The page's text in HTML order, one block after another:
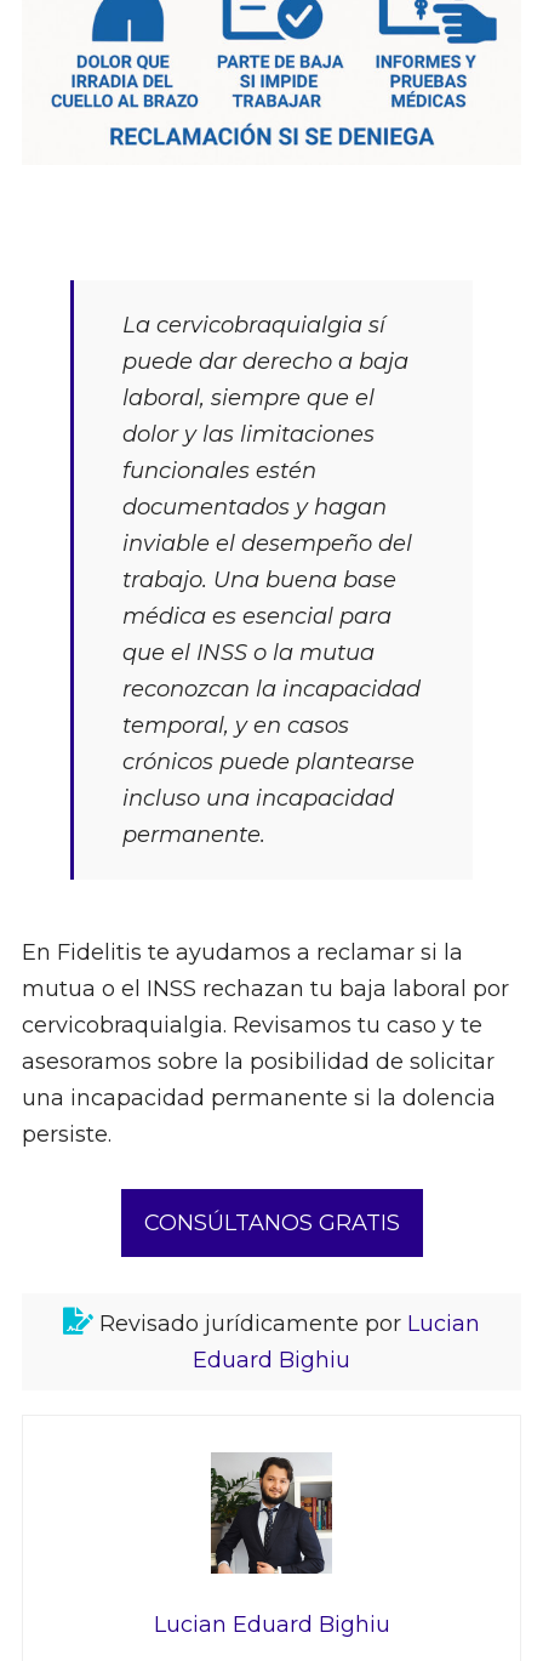
La cervicobraquialgia sí
puede dar derecho a baja
laboral, siempre que el
dolor y las limitaciones
funcionales estén
documentados y hagan
inviable el desempeño del
trabajo. Una buena base
médica es esencial para
que el INSS o la mutua
reconozcan la incapacidad
temporal, y en casos
crónicos puede plantearse
incluso una incapacidad
permanente.
En Fidelitis te ayudamos a reclamar si la
mutua o el INSS rechazan tu baja laboral por
cervicobraquialgia. Revisamos tu caso y te
asesoramos sobre la posibilidad de solicitar
una incapacidad permanente si la dolencia
persiste.
CONSÚLTANOS GRATIS
Revisado jurídicamente por Lucian
Eduard Bighiu
Lucian Eduard Bighiu